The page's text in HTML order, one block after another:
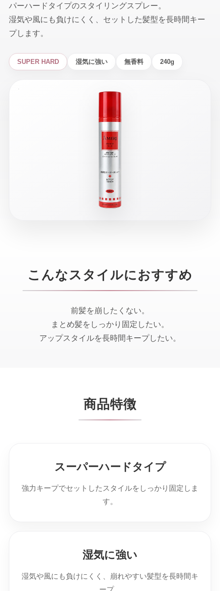
パーハードタイプのスタイリングスプレー。
湿気や風にも負けにくく、セットした髪型を長時間キー
プします。
SUPER HARD 湿気に強い 無香料 240g
こんなスタイルにおすすめ
前髪を崩したくない。
まとめ髪をしっかり固定したい。
アップスタイルを長時間キープしたい。
商品特徴
スーパーハードタイプ
強力キープでセットしたスタイルをしっかり固定しま
す。
湿気に強い
湿気や風にも負けにくく、崩れやすい髪型を長時間キ